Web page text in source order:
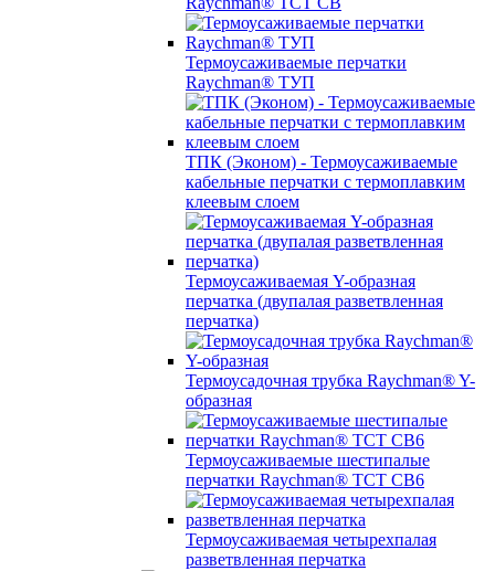
Термоусаживаемые перчатки
Raychman® ТУП
ТПК (Эконом) - Термоусаживаемые
кабельные перчатки с термоплавким
клеевым слоем
Термоусаживаемая Y-образная
перчатка (двупалая разветвленная
перчатка)
Термоусадочная трубка Raychman® Y-
образная
Термоусаживаемые шестипалые
перчатки Raychman® ТСТ СВ6
Термоусаживаемая четырехпалая
разветвленная перчатка